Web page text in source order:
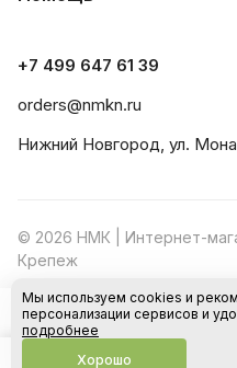
В
+7 499 647 61 39
orders@nmkn.ru
Нижний Новгород, ул.
© 2026 НМК | Интернет-
Крепеж
Мы используем cookies и
персонализации сервисов и
подробнее
Хорошо